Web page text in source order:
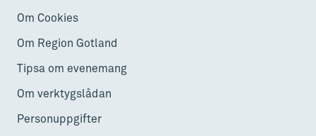
Om Cookies
Om Region Gotland
Tipsa om evenemang
Om verktygslådan
Personuppgifter